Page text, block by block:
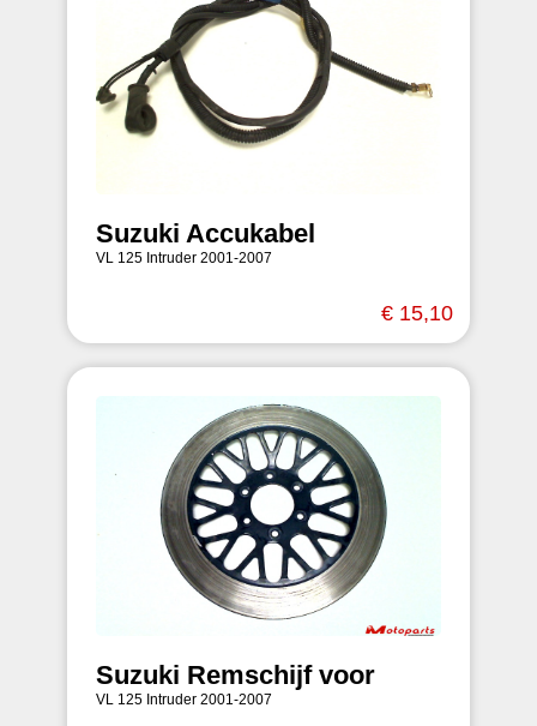
Suzuki Accukabel
VL 125 Intruder 2001-2007
€ 15,10
Suzuki Remschijf voor
VL 125 Intruder 2001-2007